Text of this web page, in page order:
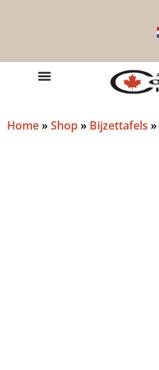
Home»Shop» Bijzettafels »